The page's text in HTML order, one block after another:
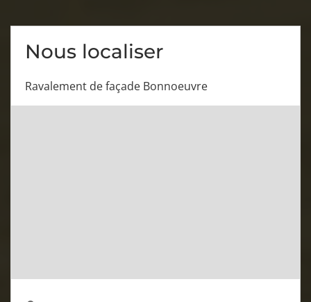
Nous localiser
Ravalement de façade Bonnoeuvre